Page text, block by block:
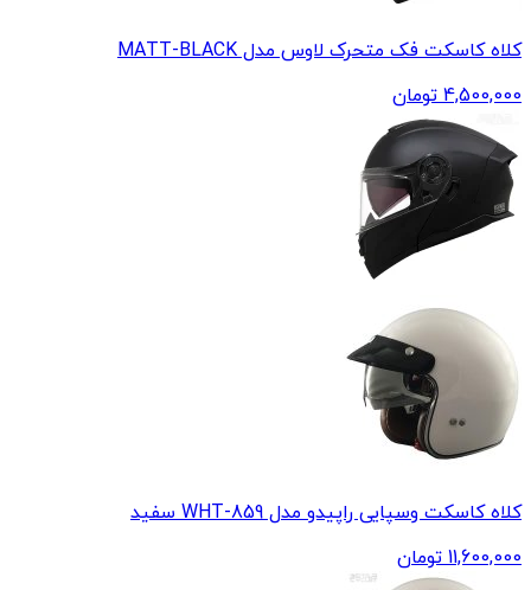
کلاه کاسکت فک متحرک لاوس مدل MATT-BLACK
4,500,000 تومان
کلاه کاسکت وسپایی راپیدو مدل 859-WHT سفید
11,600,000 تومان